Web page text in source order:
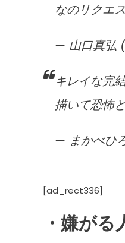
なのリクエ
— 山口真弘
キレイな完
描いて恐怖
— まかべひ
[ad_rect336]
・嫌が